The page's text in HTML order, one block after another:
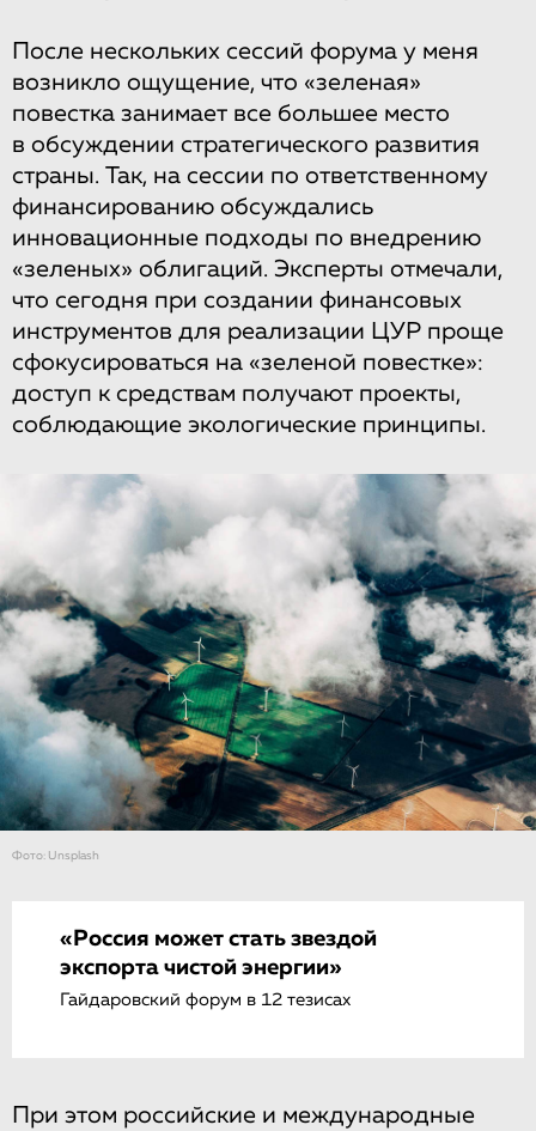
После нескольких сессий форума у меня
возникло ощущение, что «зеленая»
повестка занимает все большее место
в обсуждении стратегического развития
страны. Так, на сессии по ответственному
финансированию обсуждались
инновационные подходы по внедрению
«зеленых» облигаций. Эксперты отмечали,
что сегодня при создании финансовых
инструментов для реализации ЦУР проще
сфокусироваться на «зеленой повестке»:
доступ к средствам получают проекты,
соблюдающие экологические принципы.
Фото: Unsplash
«Россия может стать звездой
экспорта чистой энергии»
Гайдаровский форум в 12 тезисах
При этом российские и международные